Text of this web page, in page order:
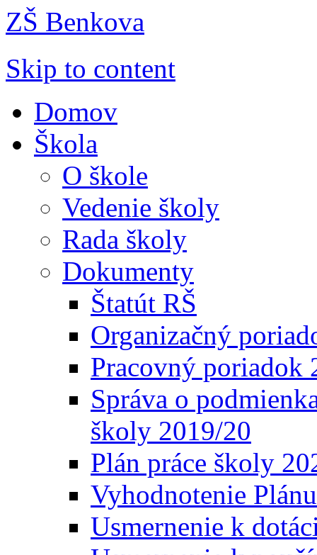
ZŠ Benkova
Skip to content
Domov
Škola
O škole
Vedenie školy
Rada školy
Dokumenty
Štatút RŠ
Organizačný
Pracovný poriadok
Správa o
školy 2019/20
Plán práce školy
Vyhodnotenie
Usmernenie k